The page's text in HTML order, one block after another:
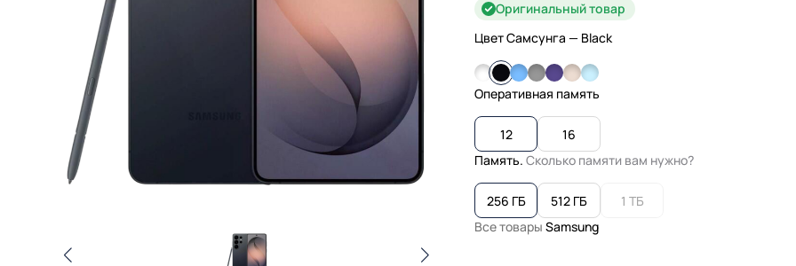
Услуги
Оригинальный товар
Цвет Самсунга — Black
Оперативная память
12
16
Память. Сколько памяти вам нужно?
256 ГБ 512 ГБ
1 ТБ
Все товары Samsung